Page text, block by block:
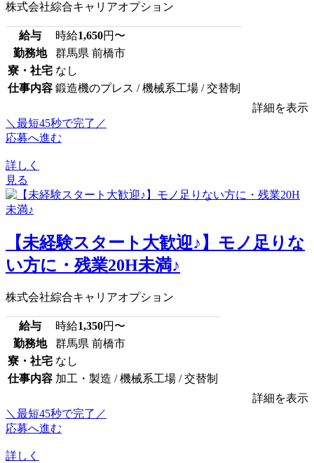
株式会社綜合キャリアオプション
給与 時給1,650円〜
勤務地
群馬県 前橋市
寮・社宅 なし
仕事内容 鍛造機のプレス / 機械系工場 / 交替制
詳細を表示
＼最短45秒で完了／
応募へ進む
詳しく
見る
【未経験スタート大歓迎♪】モノ足りな
い方に・残業20H未満♪
株式会社綜合キャリアオプション
給与 時給1,350円〜
勤務地
群馬県 前橋市
寮・社宅 なし
仕事内容 加工・製造 / 機械系工場 / 交替制
詳細を表示
＼最短45秒で完了／
応募へ進む
詳しく